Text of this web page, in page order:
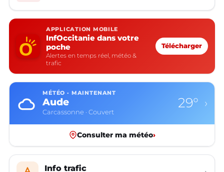
APPLICATION MOBILE
InfOccitanie dans votre
poche
Alertes en temps réel, météo &
trafic
Télécharger
MÉTÉO · MAINTENANT
Aude
Carcassonne · Couvert
29° ›
Consulter ma météo›
Info trafic